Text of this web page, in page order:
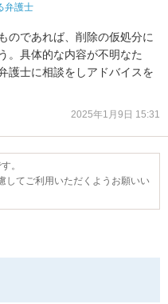
弁護士
のであれば、削除の仮処分に
。具体的な内容が不明なた
護士に相談をしアドバイスを
2025年1月9日 15:31
。
してご利用いただくようお願いい